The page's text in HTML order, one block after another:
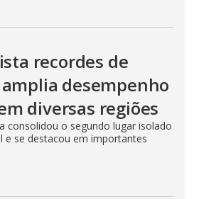
recordes de
desempenho
diversas regiões
consolidou o segundo lugar isolado
e se destacou em importantes